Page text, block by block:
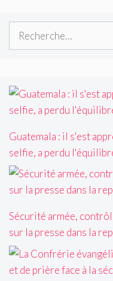
Rechercher :
Guatemala : il s'est
selfie, a perdu
Sécurité armée,
sur la presse dans la